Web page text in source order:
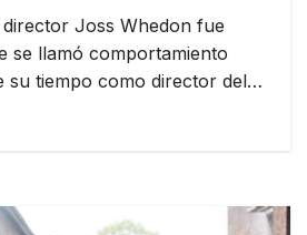
director Joss Whedon fue
se llamó comportamiento
su tiempo como director del…